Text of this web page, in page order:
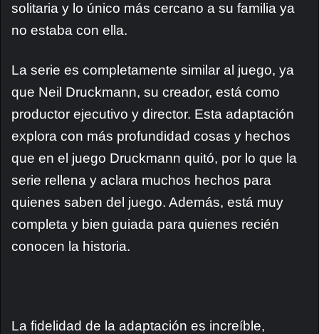
solitaria y lo único más cercano a su familia ya
no estaba con ella.
La serie es completamente similar al juego, ya
que Neil Druckmann, su creador, está como
productor ejecutivo y director. Esta adaptación
explora con más profundidad cosas y hechos
que en el juego Druckmann quitó, por lo que la
serie rellena y aclara muchos hechos para
quienes saben del juego. Además, está muy
completa y bien guiada para quienes recién
conocen la historia.
La fidelidad de la adaptación es increíble,